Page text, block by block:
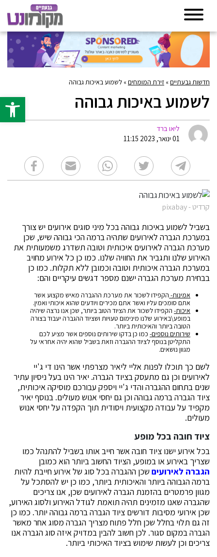
פתח
חדשות גבעתיים» זירת המומחים» לשמוע באיכות גבוהה
לשמוע באיכות גבוהה
ליאו ברד
01 ינואר, 2023 11:15
קרדיט - pixabay
בשביל לשמוע באיכות גבוהה בכל מיני סוגים אירועים יש צורך
במערכת הגברה לאירועים שתהיה ברמה הכי גבוהה שיש, שכן
מערכת הגברה לאירועים איכותית וטובה תשדרג משמעותית את
האירוע שלנו ותגביר את החוויה שלנו. כמו כן כל אירוע מחויב
במערכת הגברה איכותית וטובה וכמובן ללא תקלות. כמו כן
בבחירת מערכת הגברה ישנם מספר דגשים עיקריים והם:
אמינות- הקפידו לשכור את מערכת ההגברה מאיש מקצוע אשר
אתם סומכים עליו ואשר אתם מכירים ויודעים שהוא איכותי ואמין.
איכות- הקפידו לשכור את הציוד הטוב ביותר, שכן אנו נרצה שיהיה
במופע\באירוע שלנו מינימום טעויות ושציוד ההגברה יעבוד בצורה
הטובה ביותר והאיכותית ביותר.
שירותים נוספים- כמו כן בדקו שירותים נוספים אשר מציע לכם
התקליטן בנוסף לציוד ההגברה וזאת בשביל שהוא יהיה אחראי על
מגוון נושאים.
לשם כך תוכלו לפנות אליי ליאיר מצרפתי אשר הינו די ג'יי
לאירועים וכן גם מתעסק בציוד הגברה. יאיר הינו בעל ניסיון עתיר
שנים בתחום ההגברה והדי ג'יי ויספק עבורכם מוסיקה איכותית,
ציוד הגברה ברמה גבוהה וכן גם יחסי אנוש מעולים. בנוסף יאיר
מקפיד על עבודה מקצועית ויסודית תוך הקפדה על יחסי אנוש
מעולים.
ציוד חובה בכל מופע
בכל אירוע ישנו ציוד חובה אשר חייב אותו בשביל להתנהל כמו
שצריך באירוע או במופע, הציוד החשוב ביותר הוא כמובן
הגברה לאירועיםשכן ההגברה בכל סוג של אירוע חייבת להיות
ברמה הגבוהה ביותר והאיכותית ביותר, כמו כן יש להסתכל על
מגוון פרמטרים בהזמנת הגברה לאירועים שכן, אנו צריכים
שהגברה שאנו מזמינים תהיה תואמת לגודל האירוע ולסוג האירוע,
שכן אירועי מסיבות דורשים ציוד הגברה ברמה גבוהה יותר. כמו כן
זה גם תלוי בחלל שכן חלל פתוח מצריך הגברה מסוג אחר מאשר
הגברה במקום סגור. לכן חשוב להבין במדויק איזה סוג הגברה אנו
צריכים וכן לעשות שימוש בציוד האיכותי ביותר.